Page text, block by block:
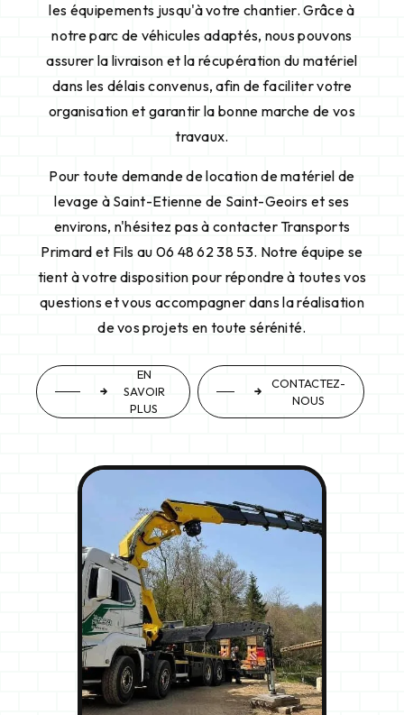
les équipements jusqu'à votre chantier. Grâce à
notre parc de véhicules adaptés, nous pouvons
assurer la livraison et la récupération du matériel
dans les délais convenus, afin de faciliter votre
organisation et garantir la bonne marche de vos
travaux.
Pour toute demande de location de matériel de
levage à Saint-Etienne de Saint-Geoirs et ses
environs, n'hésitez pas à contacter Transports
Primard et Fils au 06 48 62 38 53. Notre équipe se
tient à votre disposition pour répondre à toutes vos
questions et vous accompagner dans la réalisation
de vos projets en toute sérénité.
EN
SAVOIR
PLUS
CONTACTEZ-
NOUS